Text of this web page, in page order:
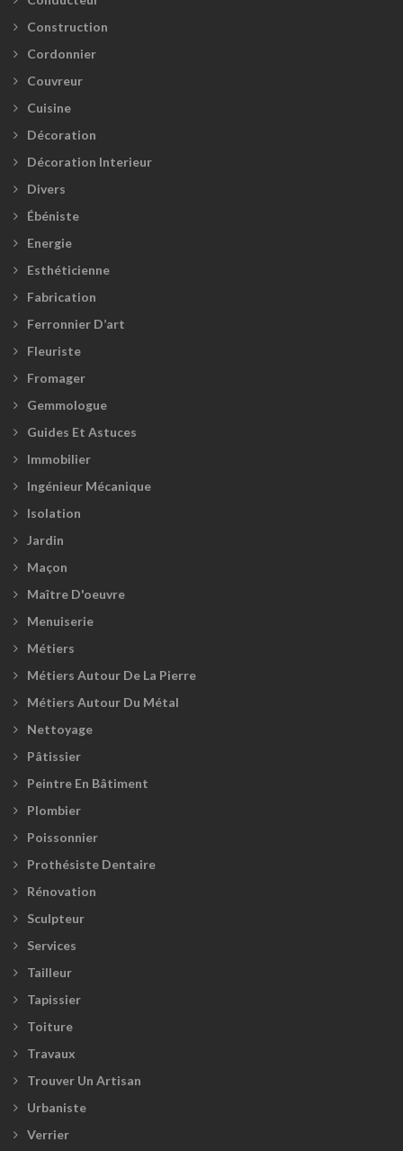
Construction
Cordonnier
Couvreur
Cuisine
Décoration
Décoration Interieur
Divers
Ébéniste
Energie
Esthéticienne
Fabrication
Ferronnier D’art
Fleuriste
Fromager
Gemmologue
Guides Et Astuces
Immobilier
Ingénieur Mécanique
Isolation
Jardin
Maçon
Maître D'oeuvre
Menuiserie
Métiers
Métiers Autour De La Pierre
Métiers Autour Du Métal
Nettoyage
Pâtissier
Peintre En Bâtiment
Plombier
Poissonnier
Prothésiste Dentaire
Rénovation
Sculpteur
Services
Tailleur
Tapissier
Toiture
Travaux
Trouver Un Artisan
Urbaniste
Verrier